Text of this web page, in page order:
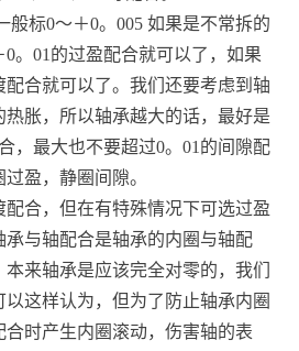
般标0～＋0。005 如果是不常拆的
0。01的过盈配合就可以了，如果
合就可以了。我们还要考虑到轴
胀，所以轴承越大的话，最好是
，最大也不要超过0。01的间隙配
盈，静圈间隙。
合，但在有特殊情况下可选过盈
承与轴配合是轴承的内圈与轴配
来轴承是应该完全对零的，我们
这样认为，但为了防止轴承内圈
时产生内圈滚动，伤害轴的表